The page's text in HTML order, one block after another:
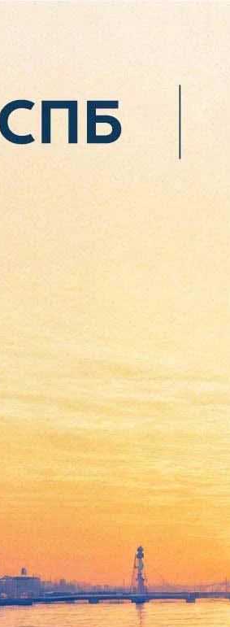
первую за 50
прочитать посетители
района, подтвердил
на набережной – в